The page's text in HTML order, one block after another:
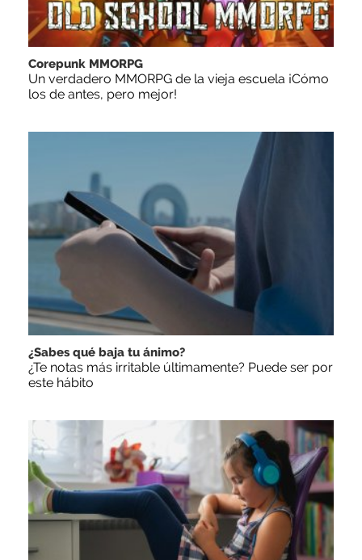
Corepunk MMORPG
Un verdadero MMORPG de la vieja escuela ¡Cómo
los de antes, pero mejor!
¿Sabes qué baja tu ánimo?
¿Te notas más irritable últimamente? Puede ser por
este hábito